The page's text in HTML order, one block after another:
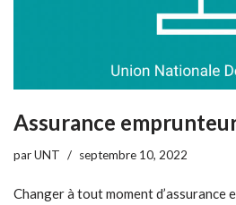
Assurance
parUNT septembre 10, 2022
Changer à tout moment d’assurance